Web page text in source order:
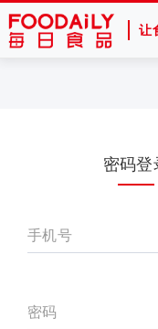
让
密码登
手机号
密码